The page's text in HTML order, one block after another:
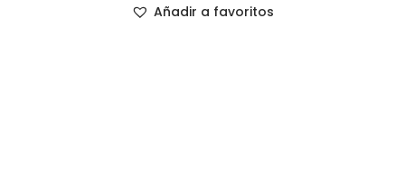
Añadir a favoritos